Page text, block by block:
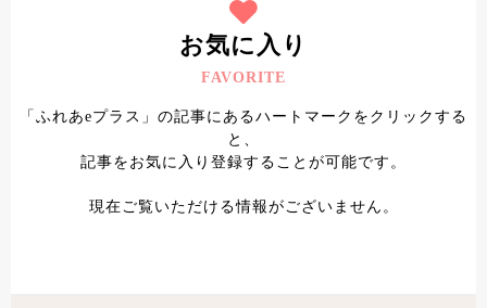
#牧之原テイクアウト #牧之原子連れ
#牧之原ランチ
#御前崎ランチ
お気に入り
FAVORITE
「ふれあeプラス」の記事にあるハートマークをクリックする
と、
記事をお気に入り登録することが可能です。
現在ご覧いただける情報がございません。